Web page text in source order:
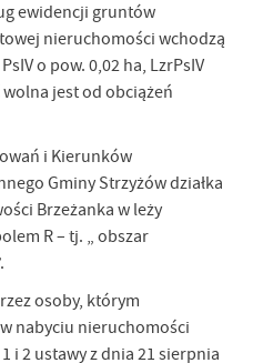
ewidencji gruntów
nieruchomości wchodzą
o pow. 0,02 ha, LzrPsIV
jest od obciążeń
i Kierunków
Gminy Strzyżów działka
Brzeżanka w leży
R – tj. „ obszar
osoby, którym
nabyciu nieruchomości
i 2 ustawy z dnia 21 sierpnia